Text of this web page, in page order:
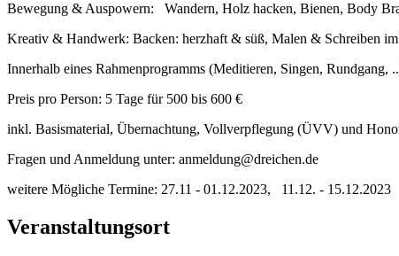
Bewegung & Auspowern: Wandern, Holz hacken, Bienen, Body
Kreativ & Handwerk: Backen: herzhaft & süß, Malen & Schreiben
Innerhalb eines Rahmenprogramms (Meditieren, Singen,
Preis pro Person: 5 Tage für 500 bis 600 €
inkl. Basismaterial, Übernachtung, Vollverpflegung (ÜVV) und
Fragen und Anmeldung unter: anmeldung@dreichen.de
weitere Mögliche Termine: 27.11 - 01.12.2023, 11.12. - 15.12.2023
Veranstaltungsort